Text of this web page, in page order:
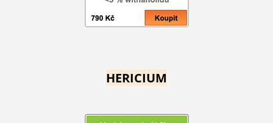
HERICIUM